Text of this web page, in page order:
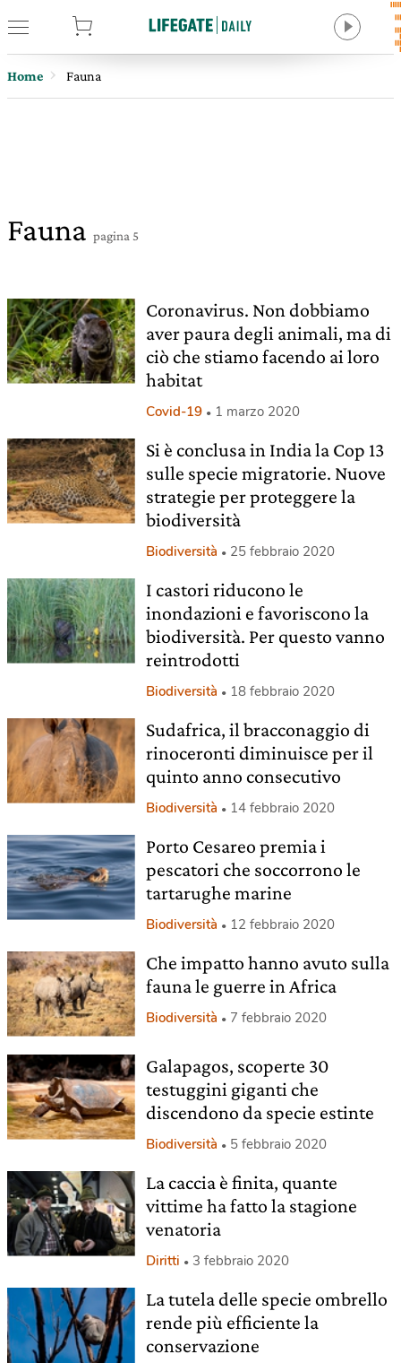
Home Fauna
Fauna pagina 5
Coronavirus. Non dobbiamo
aver paura degli animali, ma di
ciò che stiamo facendo ai loro
habitat
Covid-19 1 marzo 2020
Si è conclusa in India la Cop 13
sulle specie migratorie. Nuove
strategie per proteggere la
biodiversità
Biodiversità 25 febbraio 2020
I castori riducono le
inondazioni e favoriscono la
biodiversità. Per questo vanno
reintrodotti
Biodiversità 18 febbraio 2020
Sudafrica, il bracconaggio di
rinoceronti diminuisce per il
quinto anno consecutivo
Biodiversità 14 febbraio 2020
Porto Cesareo premia i
pescatori che soccorrono le
tartarughe marine
Biodiversità 12 febbraio 2020
Che impatto hanno avuto sulla
fauna le guerre in Africa
Biodiversità 7 febbraio 2020
Galapagos, scoperte 30
testuggini giganti che
discendono da specie estinte
Biodiversità 5 febbraio 2020
La caccia è finita, quante
vittime ha fatto la stagione
venatoria
Diritti 3 febbraio 2020
La tutela delle specie ombrello
rende più efficiente la
conservazione